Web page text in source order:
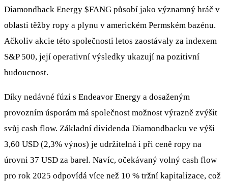
Diamondback Energy $FANG působí jako významný hráč v
oblasti těžby ropy a plynu v americkém Permském bazénu.
Ačkoliv akcie této společnosti letos zaostávaly za indexem
S&P 500, její operativní výsledky ukazují na pozitivní
budoucnost.
Díky nedávné fúzi s Endeavor Energy a dosaženým
provozním úsporám má společnost možnost výrazně zvýšit
svůj cash flow. Základní dividenda Diamondbacku ve výši
3,60 USD (2,3% výnos) je udržitelná i při ceně ropy na
úrovni 37 USD za barel. Navíc, očekávaný volný cash flow
pro rok 2025 odpovídá více než 10 % tržní kapitalizace, což